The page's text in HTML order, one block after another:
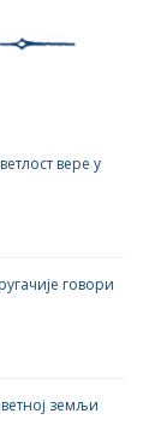
вере у
говори
земљи